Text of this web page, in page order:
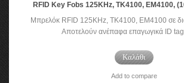
RFID Key Fobs 125KHz, TK4100, EM4100,
Μπρελόκ RFID 125KHz, TK4100, EM4100 σε
Αποτελούν ανέπαφα επαγωγικά ID
Καλάθι
Add to compare